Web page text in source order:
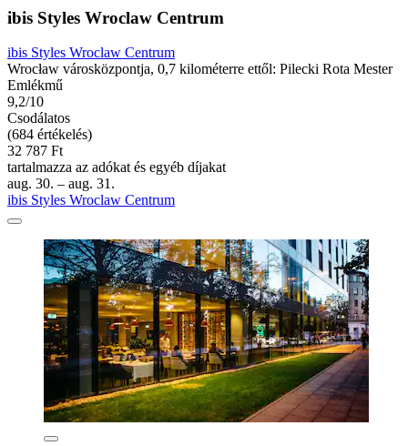
ibis Styles Wroclaw Centrum
ibis Styles Wroclaw Centrum
Wrocław városközpontja, 0,7 kilométerre ettől: Pilecki Rota Mester
Emlékmű
9,2/10
Csodálatos
(684 értékelés)
32 787 Ft
tartalmazza az adókat és egyéb díjakat
aug. 30. – aug. 31.
ibis Styles Wroclaw Centrum